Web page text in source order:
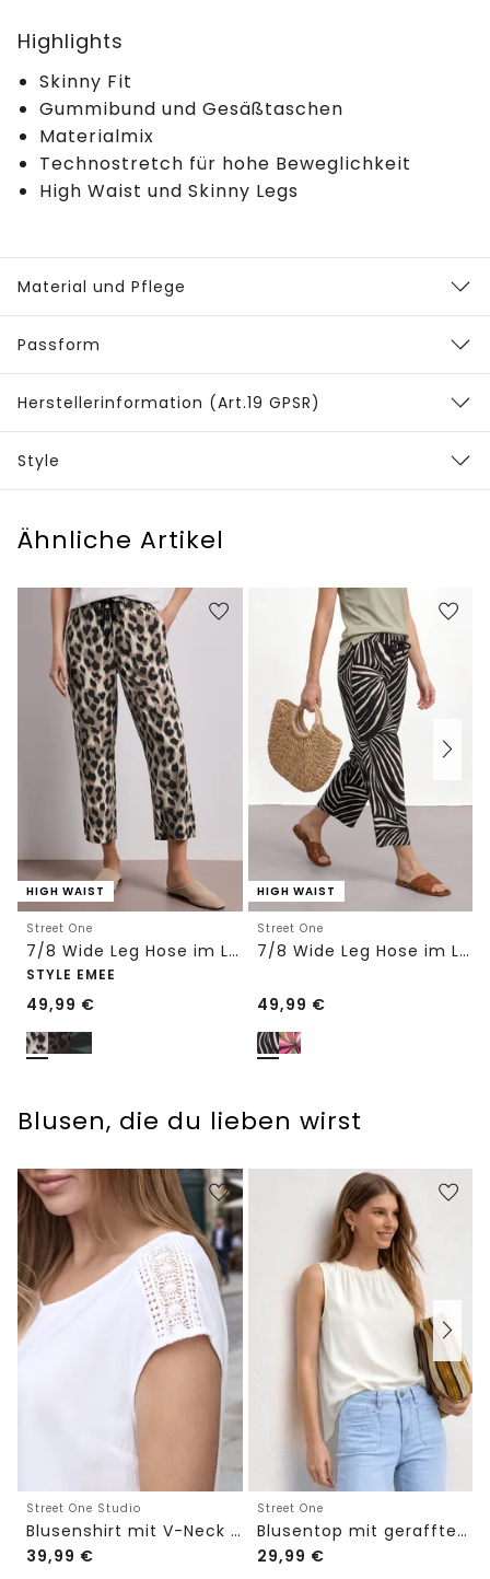
Highlights
Skinny Fit
Gummibund und Gesäßtaschen
Materialmix
Technostretch für hohe Beweglichkeit
High Waist und Skinny Legs
Material und Pflege
Passform
Herstellerinformation (Art.19 GPSR)
Style
Ähnliche Artikel
HIGH WAIST
Street One
7/8 Wide Leg Hose im Loose Fit mit Print
STYLE EMEE
49,99 €
HIGH WAIST
Street One
7/8 Wide Leg Hose im Loose Fit
49,99 €
Blusen, die du lieben wirst
Street One Studio
Blusenshirt mit V-Neck und Spitze
39,99 €
Street One
Blusentop mit gerafftem Rundhals
29,99 €